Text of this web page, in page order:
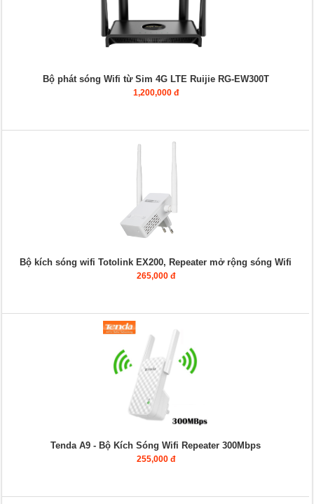
Bộ phát sóng Wifi từ Sim 4G LTE Ruijie RG-EW300T
1,200,000 đ
Bộ kích sóng wifi Totolink EX200, Repeater mở rộng sóng Wifi
265,000 đ
Tenda A9 - Bộ Kích Sóng Wifi Repeater 300Mbps
255,000 đ